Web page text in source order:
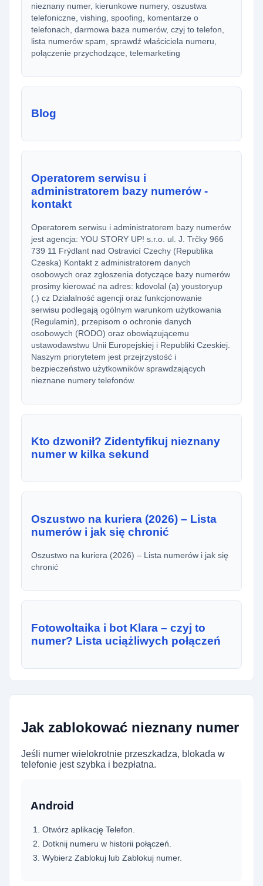
nieznany numer, kierunkowe numery, oszustwa
telefoniczne, vishing, spoofing, komentarze o
telefonach, darmowa baza numerów, czyj to telefon,
lista numerów spam, sprawdź właściciela numeru,
połączenie przychodzące, telemarketing
Blog
Operatorem serwisu i
administratorem bazy numerów -
kontakt
Operatorem serwisu i administratorem bazy numerów
jest agencja: YOU STORY UP! s.r.o. ul. J. Trčky 966
739 11 Frýdlant nad Ostravicí Czechy (Republika
Czeska) Kontakt z administratorem danych
osobowych oraz zgłoszenia dotyczące bazy numerów
prosimy kierować na adres: kdovolal (a) youstoryup
(.) cz Działalność agencji oraz funkcjonowanie
serwisu podlegają ogólnym warunkom użytkowania
(Regulamin), przepisom o ochronie danych
osobowych (RODO) oraz obowiązującemu
ustawodawstwu Unii Europejskiej i Republiki Czeskiej.
Naszym priorytetem jest przejrzystość i
bezpieczeństwo użytkowników sprawdzających
nieznane numery telefonów.
Kto dzwonił? Zidentyfikuj nieznany
numer w kilka sekund
Oszustwo na kuriera (2026) – Lista
numerów i jak się chronić
Oszustwo na kuriera (2026) – Lista numerów i jak się
chronić
Fotowoltaika i bot Klara – czyj to
numer? Lista uciążliwych połączeń
Jak zablokować nieznany numer
Jeśli numer wielokrotnie przeszkadza, blokada w
telefonie jest szybka i bezpłatna.
Android
Otwórz aplikację Telefon.
Dotknij numeru w historii połączeń.
Wybierz Zablokuj lub Zablokuj numer.